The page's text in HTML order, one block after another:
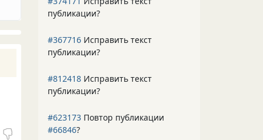
публикации?
#367716 Исправить текст
публикации?
#812418 Исправить текст
публикации?
#623173 Повтор публикации
#66846?